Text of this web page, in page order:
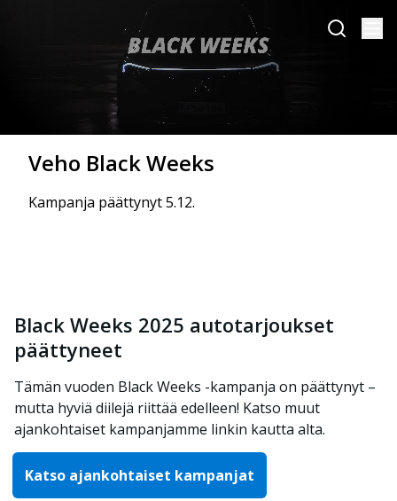
Veho Black Weeks
Kampanja päättynyt 5.12.
Black Weeks 2025 autotarjoukset
päättyneet
Tämän vuoden Black Weeks -kampanja on päättynyt –
mutta hyviä diilejä riittää edelleen! Katso muut
ajankohtaiset kampanjamme linkin kautta alta.
Katso ajankohtaiset kampanjat